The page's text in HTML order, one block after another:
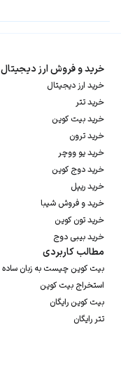
خرید و فروش ارز دیجیتال
خرید ارز دیجیتال
خرید تتر
خرید بیت کوین
خرید ترون
خرید یو ووچر
خرید دوج کوین
خرید ریپل
خرید و فروش شیبا
خرید تون کوین
خرید بیبی دوج
مطالب کاربردی
بیت کوین چیست به زبان ساده
استخراج بیت کوین
بیت کوین رایگان
تتر رایگان